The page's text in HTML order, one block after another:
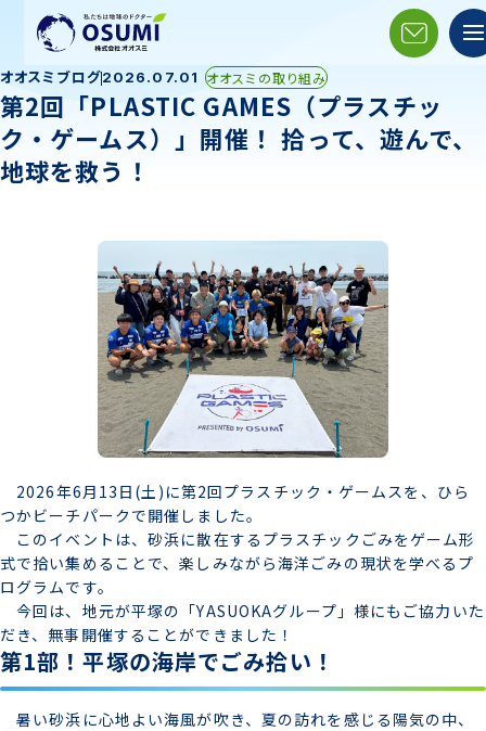
オオスミブログ2026.07.01 オオスミの取り組み
第2回「PLASTIC GAMES（プラスチッ
ク・ゲームス）」開催！ 拾って、遊んで、
地球を救う！
2026年6月13日(土)に第2回プラスチック・ゲームスを、ひら
つかビーチパークで開催しました。
このイベントは、砂浜に散在するプラスチックごみをゲーム形
式で拾い集めることで、楽しみながら海洋ごみの現状を学べるプ
ログラムです。
今回は、地元が平塚の「YASUOKAグループ」様にもご協力いた
だき、無事開催することができました！
第1部！平塚の海岸でごみ拾い！
暑い砂浜に心地よい海風が吹き、夏の訪れを感じる陽気の中、